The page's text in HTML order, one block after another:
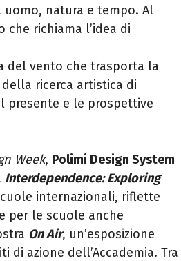
natura e tempo. Al
richiama l’idea di
del vento che trasporta la
ricerca artistica di
presente e le prospettive
Week, Polimi Design System
Interdependence: Exploring
internazionali, riflette
per le scuole anche
On Air, un’esposizione
azione dell’Accademia. Tra